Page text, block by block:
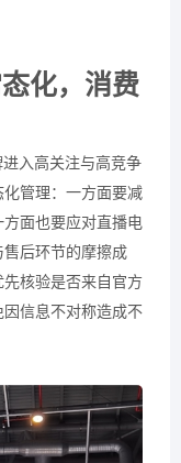
化，消费
入高关注与高竞争
管理：一方面要减
面也要应对直播电
后环节的摩擦成
核验是否来自官方
信息不对称造成不